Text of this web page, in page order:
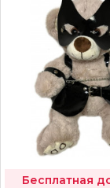
Бесплатная